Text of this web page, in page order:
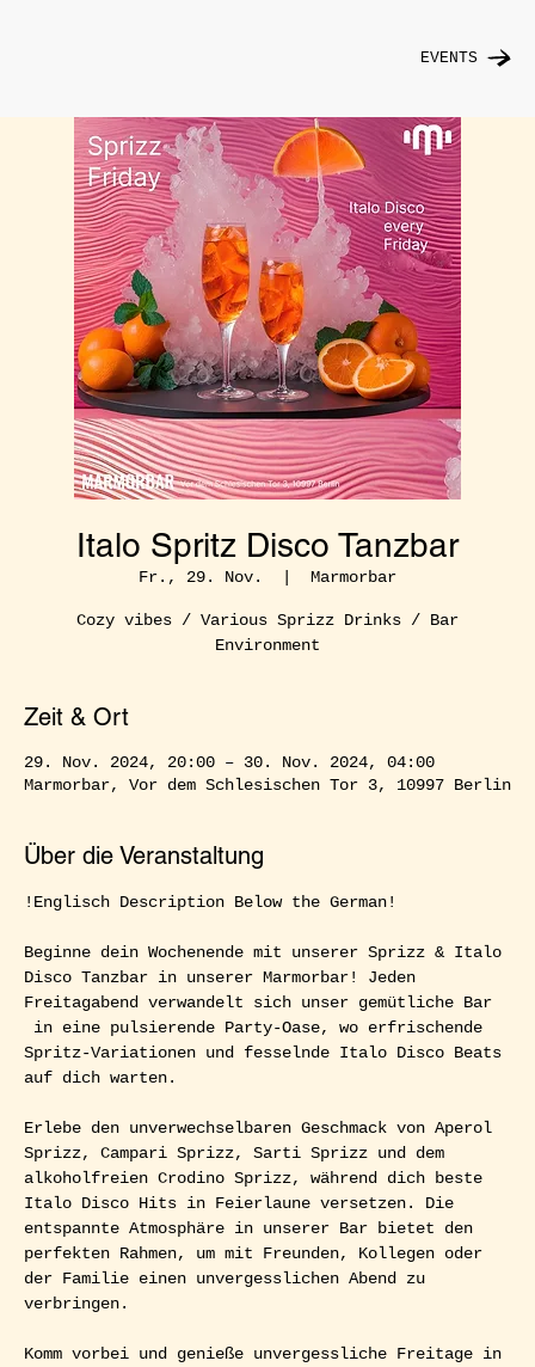
EVENTS
Italo Spritz Disco Tanzbar
Fr., 29. Nov.
  |
Marmorbar
Cozy vibes / Various Sprizz Drinks / Bar
Environment
Zeit & Ort
29. Nov. 2024, 20:00 – 30. Nov. 2024, 04:00
Marmorbar, Vor dem Schlesischen Tor 3, 10997 Berlin
Über die Veranstaltung
!Englisch Description Below the German!
Beginne dein Wochenende mit unserer Sprizz & Italo
Disco Tanzbar in unserer Marmorbar! Jeden
Freitagabend verwandelt sich unser gemütliche Bar
in eine pulsierende Party-Oase, wo erfrischende
Spritz-Variationen und fesselnde Italo Disco Beats
auf dich warten.
Erlebe den unverwechselbaren Geschmack von Aperol
Sprizz, Campari Sprizz, Sarti Sprizz und dem
alkoholfreien Crodino Sprizz, während dich beste
Italo Disco Hits in Feierlaune versetzen. Die
entspannte Atmosphäre in unserer Bar bietet den
perfekten Rahmen, um mit Freunden, Kollegen oder
der Familie einen unvergesslichen Abend zu
verbringen.
Komm vorbei und genieße unvergessliche Freitage in